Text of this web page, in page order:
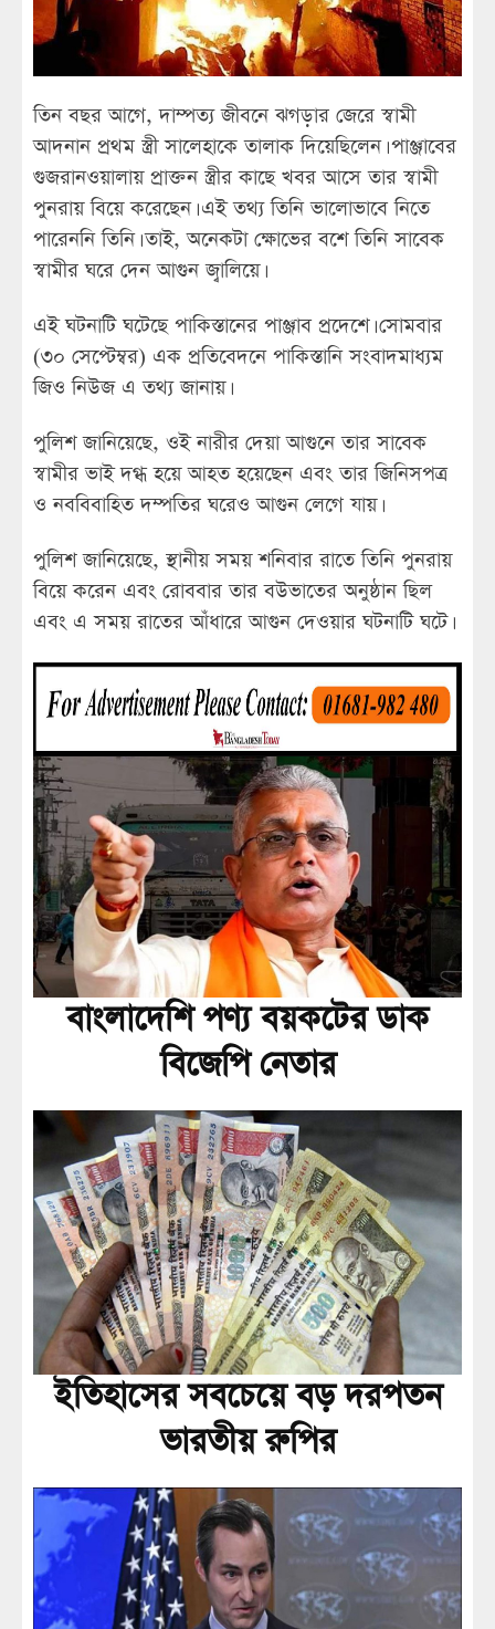
তিন বছর আগে, দাম্পত্য জীবনে ঝগড়ার জেরে স্বামী
আদনান প্রথম স্ত্রী সালেহাকে তালাক দিয়েছিলেন। পাঞ্জাবের
গুজরানওয়ালায় প্রাক্তন স্ত্রীর কাছে খবর আসে তার স্বামী
পুনরায় বিয়ে করেছেন। এই তথ্য তিনি ভালোভাবে নিতে
পারেননি তিনি। তাই, অনেকটা ক্ষোভের বশে তিনি সাবেক
স্বামীর ঘরে দেন আগুন জ্বালিয়ে।
এই ঘটনাটি ঘটেছে পাকিস্তানের পাঞ্জাব প্রদেশে। সোমবার
(৩০ সেপ্টেম্বর) এক প্রতিবেদনে পাকিস্তানি সংবাদমাধ্যম
জিও নিউজ এ তথ্য জানায়।
পুলিশ জানিয়েছে, ওই নারীর দেয়া আগুনে তার সাবেক
স্বামীর ভাই দগ্ধ হয়ে আহত হয়েছেন এবং তার জিনিসপত্র
ও নববিবাহিত দম্পতির ঘরেও আগুন লেগে যায়।
পুলিশ জানিয়েছে, স্থানীয় সময় শনিবার রাতে তিনি পুনরায়
বিয়ে করেন এবং রোববার তার বউভাতের অনুষ্ঠান ছিল
এবং এ সময় রাতের আঁধারে আগুন দেওয়ার ঘটনাটি ঘটে।
বাংলাদেশি পণ্য বয়কটের ডাক
বিজেপি নেতার
ইতিহাসের সবচেয়ে বড় দরপতন
ভারতীয় রুপির